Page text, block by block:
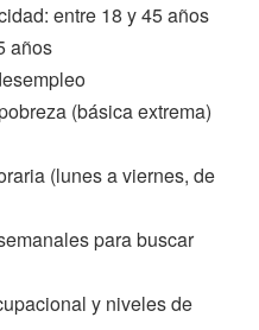
entre 18 y 45 años
años
(básica extrema)
(lunes a viernes, de
para buscar
y niveles de